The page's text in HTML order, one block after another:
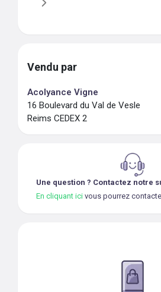
Vendu par
Acolyance Vigne
16 Boulevard du Val de Vesle
Reims CEDEX 2
Une question ? Contactez notre
En cliquant ici vous pourrez